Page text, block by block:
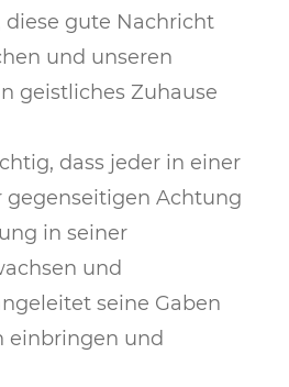
diese gute Nachricht
und unseren
geistliches Zuhause
dass jeder in einer
gegenseitigen Achtung
in seiner
und
seine Gaben
einbringen und